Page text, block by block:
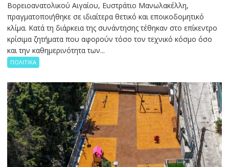
Βορειοανατολικού Αιγαίου, Ευστράτιο Μανωλακέλλη,
πραγματοποιήθηκε σε ιδιαίτερα θετικό και εποικοδομητικό
κλίμα. Κατά τη διάρκεια της συνάντησης τέθηκαν στο επίκεντρο
κρίσιμα ζητήματα που αφορούν τόσο τον τεχνικό κόσμο όσο
και την καθημερινότητα των...
ΠΟΛΙΤΙΚΑ